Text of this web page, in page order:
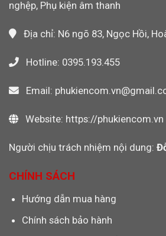
nghệp, Phụ kiện âm thanh
Địa chỉ: N6 ngõ 83, Ngọc Hồi,
Hotline: 0395.193.455
Email:
Website: https://phukiencom.vn
Người chịu trách nhiệm nội dung:
CHÍNH SÁCH
Hướng dẫn mua hàng
Chính sách bảo hành